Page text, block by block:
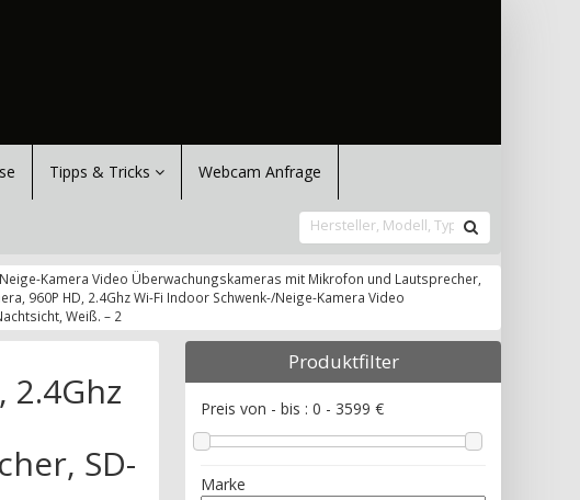
Tipps & Tricks Webcam Anfrage
Neige-Kamera Video Überwachungskameras mit Mikrofon und Lautsprecher,
960P HD, 2.4Ghz Wi-Fi Indoor Schwenk-/Neige-Kamera Video
Weiß. – 2
2.4Ghz
SD-
Produktfilter
Preis von - bis : 0 - 3599 €
Marke